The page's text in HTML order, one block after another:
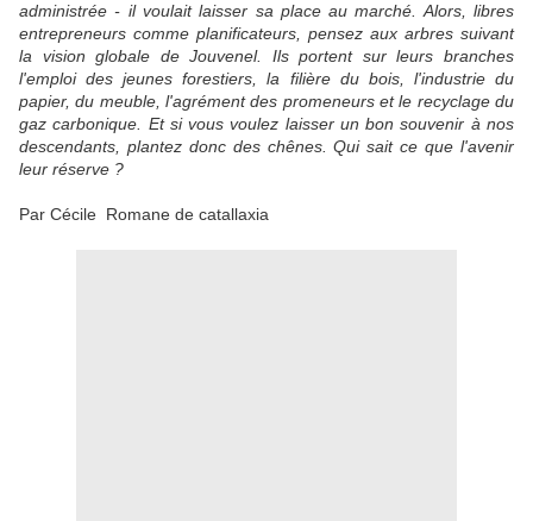
administrée - il voulait laisser sa place au marché. Alors, libres
entrepreneurs comme planificateurs, pensez aux arbres suivant
la vision globale de Jouvenel. Ils portent sur leurs branches
l'emploi des jeunes forestiers, la filière du bois, l'industrie du
papier, du meuble, l'agrément des promeneurs et le recyclage du
gaz carbonique. Et si vous voulez laisser un bon souvenir à nos
descendants, plantez donc des chênes. Qui sait ce que l'avenir
leur réserve ?
Par Cécile Romane de catallaxia